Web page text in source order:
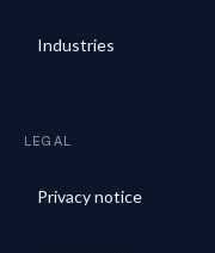
Industries
LEGAL
Privacy notice